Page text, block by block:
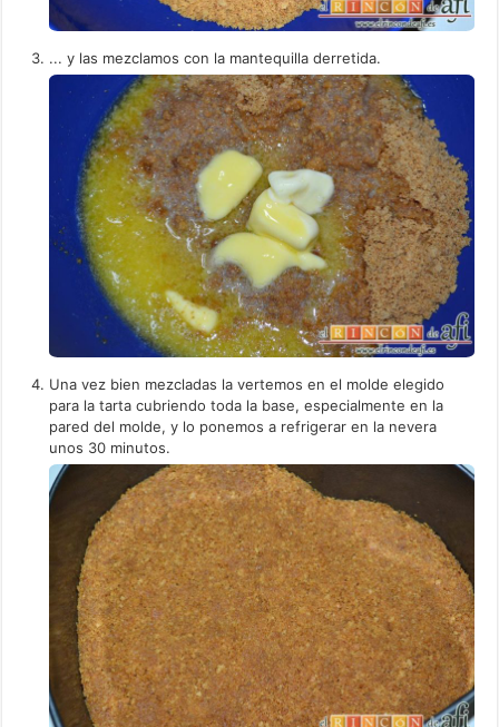
... y las mezclamos con la mantequilla derretida.
Una vez bien mezcladas la vertemos en el molde elegido
para la tarta cubriendo toda la base, especialmente en la
pared del molde, y lo ponemos a refrigerar en la nevera
unos 30 minutos.